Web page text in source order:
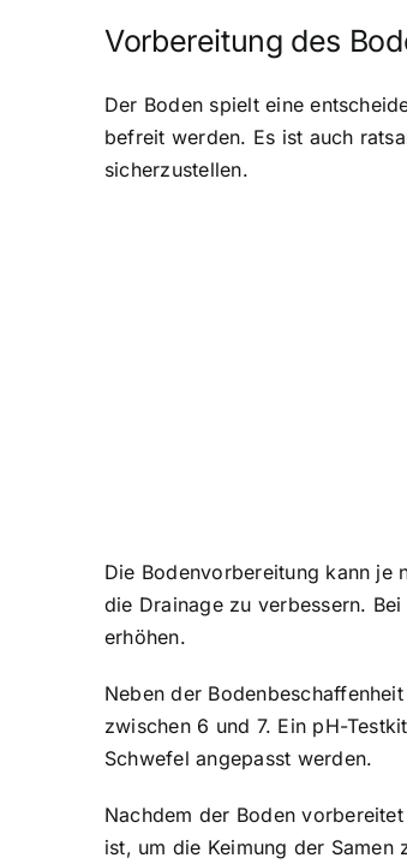
Vorbereitung des
Der Boden spielt eine
befreit werden. Es ist auch
sicherzustellen.
Die Bodenvorbereitung kann je
die Drainage zu verbessern.
erhöhen.
Neben der
zwischen 6 und 7. Ein pH-
Schwefel angepasst werden.
Nachdem der Boden
ist, um die Keimung der Samen